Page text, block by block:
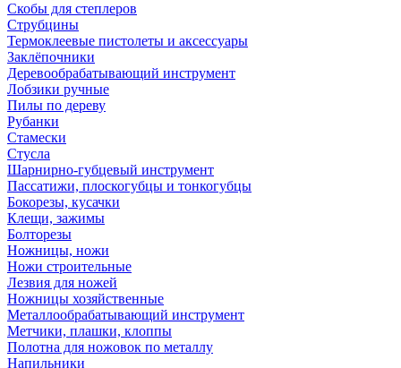
Скобы для степлеров
Струбцины
Термоклеевые пистолеты и аксессуары
Заклёпочники
Деревообрабатывающий инструмент
Лобзики ручные
Пилы по дереву
Рубанки
Стамески
Стусла
Шарнирно-губцевый инструмент
Пассатижи, плоскогубцы и тонкогубцы
Бокорезы, кусачки
Клещи, зажимы
Болторезы
Ножницы, ножи
Ножи строительные
Лезвия для ножей
Ножницы хозяйственные
Металлообрабатывающий инструмент
Метчики, плашки, клоппы
Полотна для ножовок по металлу
Напильники